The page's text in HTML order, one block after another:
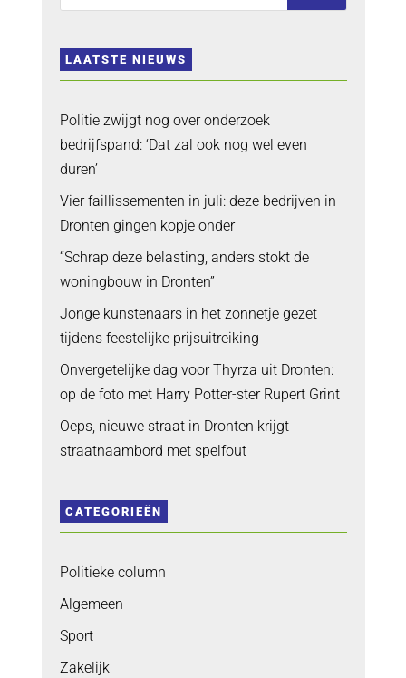
LAATSTE NIEUWS
Politie zwijgt nog over onderzoek
bedrijfspand: ‘Dat zal ook nog wel even
duren’
Vier faillissementen in juli: deze bedrijven in
Dronten gingen kopje onder
“Schrap deze belasting, anders stokt de
woningbouw in Dronten”
Jonge kunstenaars in het zonnetje gezet
tijdens feestelijke prijsuitreiking
Onvergetelijke dag voor Thyrza uit Dronten:
op de foto met Harry Potter-ster Rupert Grint
Oeps, nieuwe straat in Dronten krijgt
straatnaambord met spelfout
CATEGORIEËN
Politieke column
Algemeen
Sport
Zakelijk